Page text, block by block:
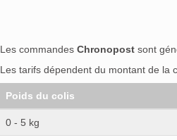
Les commandes Chronopost sont
Les tarifs dépendent du montant de la
Poids du colis
0 - 5 kg